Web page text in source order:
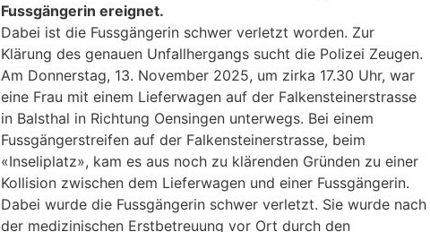
Fussgängerin ereignet.
Dabei ist die Fussgängerin schwer verletzt worden. Zur
Klärung des genauen Unfallhergangs sucht die Polizei Zeugen.
Am Donnerstag, 13. November 2025, um zirka 17.30 Uhr, war
eine Frau mit einem Lieferwagen auf der Falkensteinerstrasse
in Balsthal in Richtung Oensingen unterwegs. Bei einem
Fussgängerstreifen auf der Falkensteinerstrasse, beim
«Inseliplatz», kam es aus noch zu klärenden Gründen zu einer
Kollision zwischen dem Lieferwagen und einer Fussgängerin.
Dabei wurde die Fussgängerin schwer verletzt. Sie wurde nach
der medizinischen Erstbetreuung vor Ort durch den